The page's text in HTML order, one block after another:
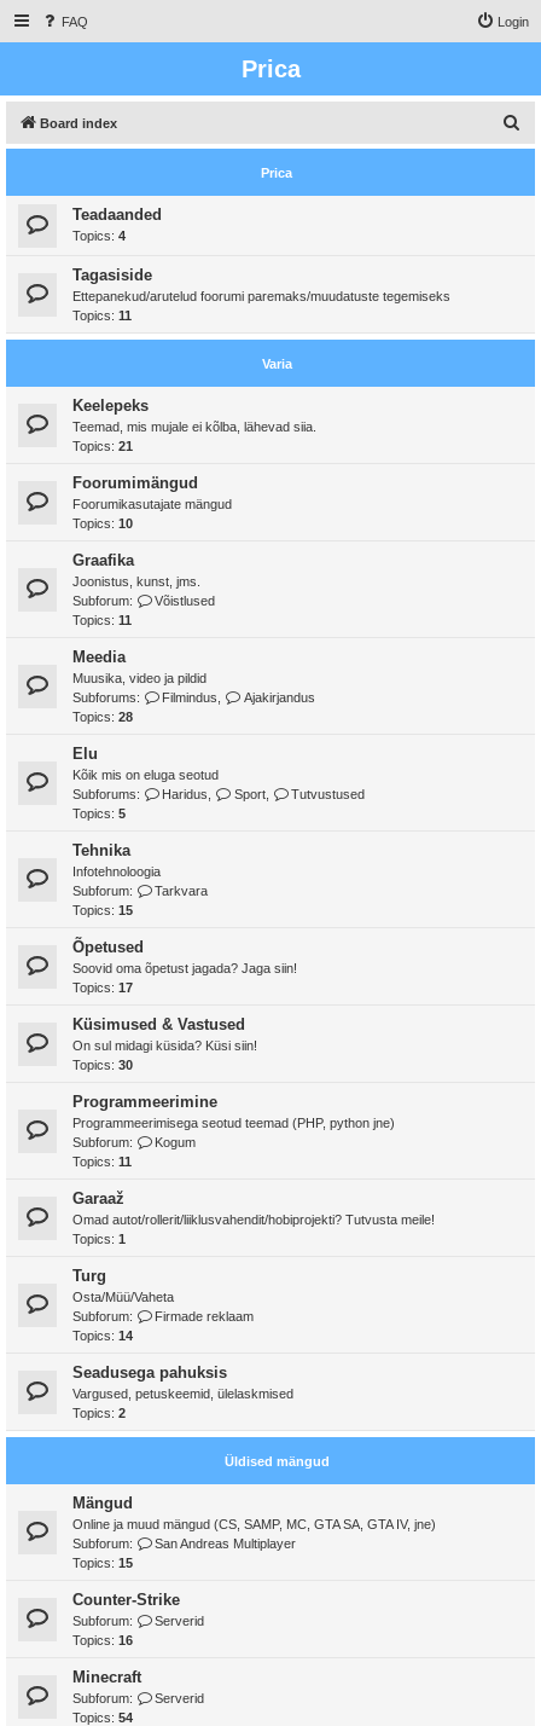
FAQ Login
Prica
Board index
e
Prica
Teadaanded
Topics: 4
Tagasiside
Ettepanekud/arutelud foorumi paremaks/muudatuste tegemiseks
Topics: 11
Varia
Keelepeks
Teemad, mis mujale ei kõlba, lähevad siia.
Topics: 21
Foorumimängud
Foorumikasutajate mängud
Topics: 10
Graafika
Joonistus, kunst, jms.
Subforum:
Võistlused
Topics: 11
Meedia
Muusika, video ja pildid
Subforums:
Filmindus
Ajakirjandus
Topics: 28
Elu
Kõik mis on eluga seotud
Subforums:
Haridus Sport,
Tutvustused
Topics: 5
Tehnika
Infotehnoloogia
Subforum:
Tarkvara
Topics: 15
Õpetused
Soovid oma õpetust jagada? Jaga siin!
Topics: 17
Küsimused & Vastused
On sul midagi küsida? Küsi siin!
Topics: 30
Programmeerimine
Programmeerimisega seotud teemad (PHP, python jne)
Subforum:
Kogum
Topics: 11
Garaaž
Omad autot/rollerit/liiklusvahendit/hobiprojekti? Tutvusta meile!
Topics: 1
Turg
Osta/Müü/Vaheta
Subforum:
Firmade reklaam
Topics: 14
Seadusega pahuksis
Vargused, petuskeemid, ülelaskmised
Topics: 2
Üldised mängud
Mängud
Online ja muud mängud (CS, SAMP, MC, GTA SA, GTA IV, jne)
Subforum:
San Andreas Multiplayer
Topics: 15
Counter-Strike
Subforum:
Serverid
Topics: 16
Minecraft
Subforum:
Serverid
Topics: 54